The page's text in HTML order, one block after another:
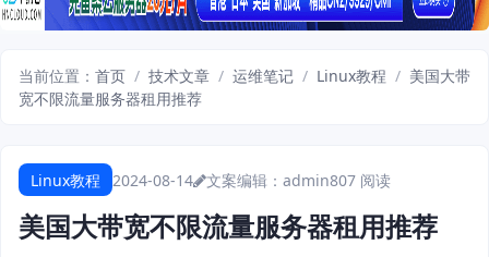
当前位置： 首页 / 技术文章 / 运维笔记 / Linux教程 / 美国大带
宽不限流量服务器租用推荐
Linux教程 2024-08-14 文案编辑：admin807 阅读
美国大带宽不限流量服务器租用推荐